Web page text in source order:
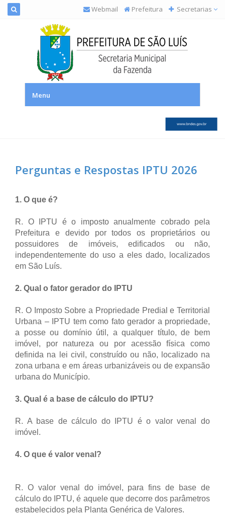
Webmail Prefeitura Secretarias
Menu
Perguntas e Respostas IPTU 2026
1. O que é?
R. O IPTU é o imposto anualmente cobrado pela
Prefeitura e devido por todos os proprietários ou
possuidores de imóveis, edificados ou não,
independentemente do uso a eles dado, localizados
em São Luís.
2. Qual o fator gerador do IPTU
R. O Imposto Sobre a Propriedade Predial e Territorial
Urbana – IPTU tem como fato gerador a propriedade,
a posse ou domínio útil, a qualquer título, de bem
imóvel, por natureza ou por acessão física como
definida na lei civil, construído ou não, localizado na
zona urbana e em áreas urbanizáveis ou de expansão
urbana do Município.
3. Qual é a base de cálculo do IPTU?
R. A base de cálculo do IPTU é o valor venal do
imóvel.
4. O que é valor venal?
R. O valor venal do imóvel, para fins de base de
cálculo do IPTU, é aquele que decorre dos parâmetros
estabelecidos pela Planta Genérica de Valores.